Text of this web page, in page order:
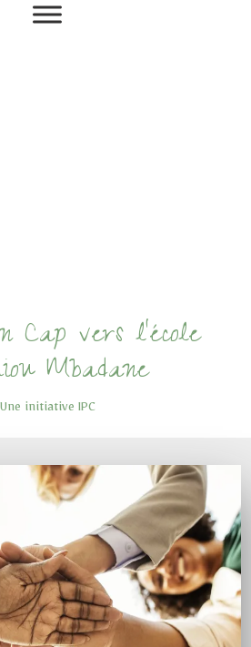
Cap vers l'école
Mbadane
Une initiative IPC